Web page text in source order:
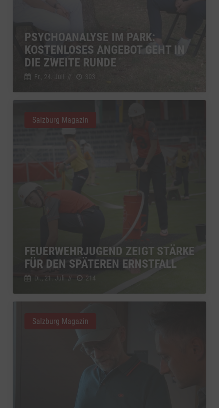
PSYCHOANALYSE IM PARK:
KOSTENLOSES ANGEBOT GEHT IN
DIE ZWEITE RUNDE
Fr., 24. Juli 303
FEUERWEHRJUGEND ZEIGT STÄRKE
FÜR DEN SPÄTEREN ERNSTFALL
Di., 21. Juli // 214
Salzburg Magazin
Salzburg Magazin